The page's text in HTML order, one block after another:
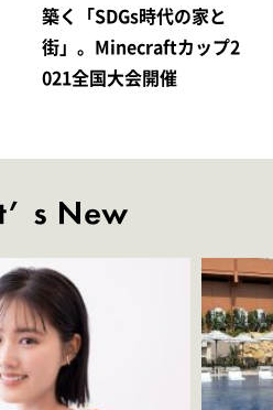
築く「SDGs時代の家と
街」。Minecraftカップ2
021全国大会開催